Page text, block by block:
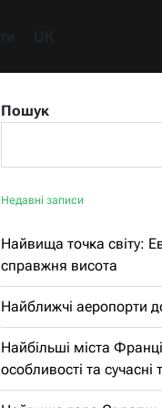
Пошук
Недавні записи
Найвища точка світу:
справжня висота
Найближчі аеропорти
Найбільші міста
особливості та сучасні